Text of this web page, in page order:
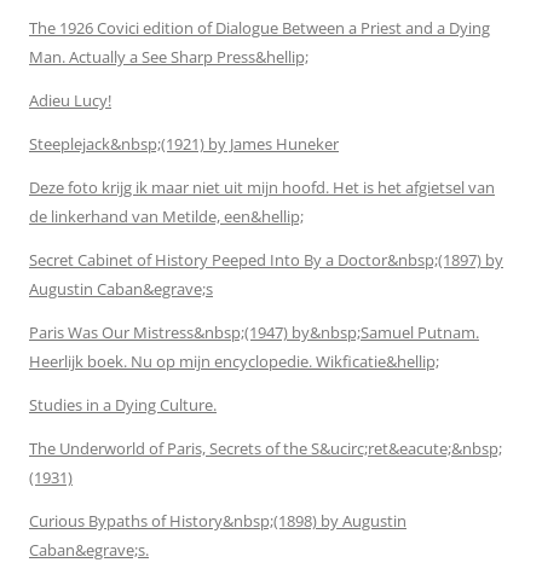
The 1926 Covici edition of Dialogue Between a Priest and a Dying
Man. Actually a See Sharp Press&hellip;
Adieu Lucy!
Steeplejack&nbsp;(1921) by James Huneker
Deze foto krijg ik maar niet uit mijn hoofd. Het is het afgietsel van
de linkerhand van Metilde, een&hellip;
Secret Cabinet of History Peeped Into By a Doctor&nbsp;(1897) by
Augustin Caban&egrave;s
Paris Was Our Mistress&nbsp;(1947) by&nbsp;Samuel Putnam.
Heerlijk boek. Nu op mijn encyclopedie. Wikficatie&hellip;
Studies in a Dying Culture.
The Underworld of Paris, Secrets of the S&ucirc;ret&eacute;&nbsp;
(1931)
Curious Bypaths of History&nbsp;(1898) by Augustin
Caban&egrave;s.